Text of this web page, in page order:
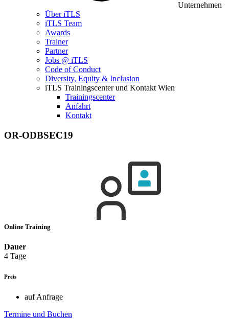
Unternehmen
Über iTLS
iTLS Team
Awards
Trainer
Partner
Jobs @ iTLS
Code of Conduct
Diversity, Equity & Inclusion
iTLS Trainingscenter und Kontakt Wien
Trainingscenter
Anfahrt
Kontakt
OR-ODBSEC19
Online Training
Dauer
4 Tage
Preis
auf Anfrage
Termine und Buchen